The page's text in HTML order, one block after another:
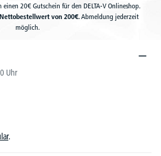
20€ Gutschein für den DELTA-V Onlineshop.
von 200€.Abmeldung jederzeit
möglich.
Uhr
.